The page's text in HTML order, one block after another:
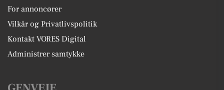
For annoncører
Vilkår og Privatlivspolitik
Kontakt VORES Digital
Administrer samtykke